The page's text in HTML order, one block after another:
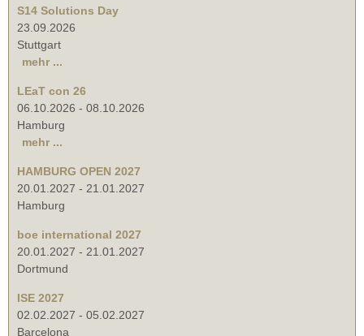
S14 Solutions Day
23.09.2026
Stuttgart
mehr ...
LEaT con 26
06.10.2026 - 08.10.2026
Hamburg
mehr ...
HAMBURG OPEN 2027
20.01.2027 - 21.01.2027
Hamburg
boe international 2027
20.01.2027 - 21.01.2027
Dortmund
ISE 2027
02.02.2027 - 05.02.2027
Barcelona